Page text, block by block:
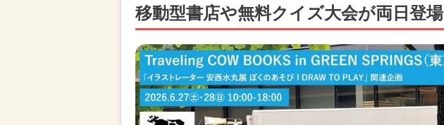
移動型書店や無料クイズ大会が両日登場